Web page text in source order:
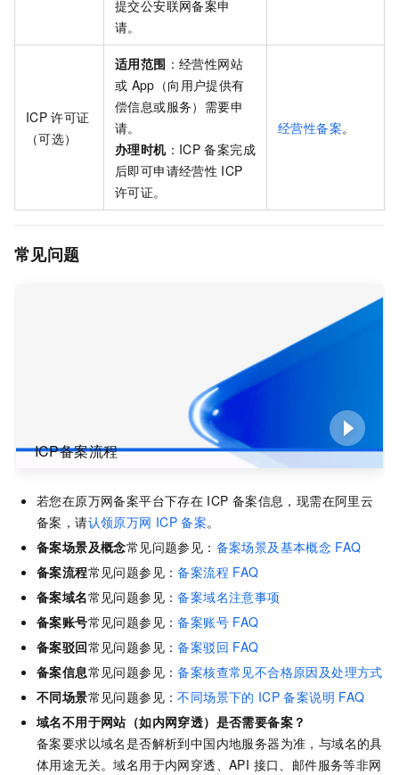
提交公安联网备案申
请。
ICP 许可证
（可选）
适用范围 ：经营性网站
或 App（向用户提供有
偿信息或服务）需要申
请。
办理时机：ICP 备案完成
后即可申请经营性 ICP
许可证。
经营性备案。
常见问题
ICP备案流程
若您在原万网备案平台下存在 ICP 备案信息，现需在阿里云
备案，请认领原万网 ICP 备案。
备案场景及概念常见问题参见： 备案场景及基本概念 FAQ
备案流程常见问题参见：备案流程 FAQ
备案域名常见问题参见：备案域名注意事项
备案账号常见问题参见：备案账号 FAQ
备案驳回常见问题参见：备案驳回 FAQ
备案信息常见问题参见：备案核查常见不合格原因及处理方式
不同场景常见问题参见：不同场景下的 ICP 备案说明 FAQ
域名不用于网站（如内网穿透）是否需要备案？
备案要求以域名是否解析到中国内地服务器为准，与域名的具
体用途无关。域名用于内网穿透、API 接口、邮件服务等非网